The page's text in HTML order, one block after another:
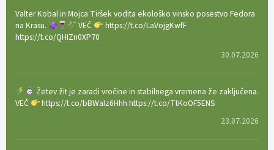
Valter Kobal in Mojca Tiršek vodita ekološko vinsko posestvo Fedora
na Krasu.
VEČ
https://t.co/LaVojgKwfF
https://t.co/QHIZn0XP70
30.07.2026
Žetev žit je zaradi vročine in stabilnega vremena že zaključena.
VEČ
https://t.co/bBWaIz6Hhh https://t.co/TtKoOF5ENS
23.07.2026